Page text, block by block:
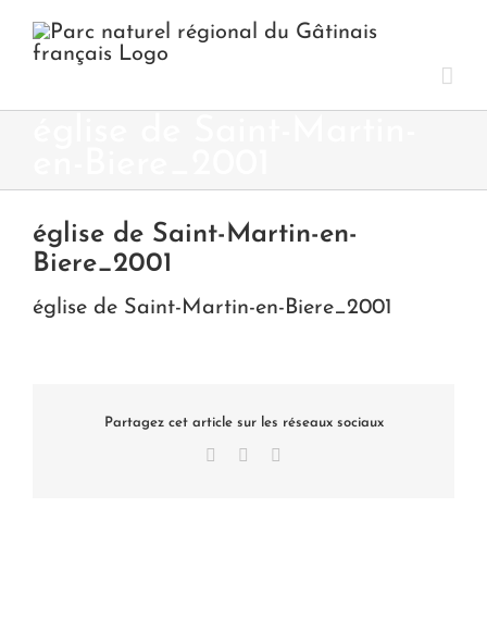
contenu
église de Saint-Martin-en-
Biere_2001
église de Saint-Martin-en-Biere_2001
Partagez cet article sur les réseaux sociaux
Facebook